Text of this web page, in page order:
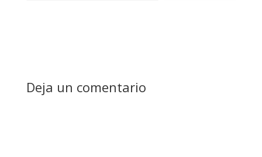
email…
Deja un comentario